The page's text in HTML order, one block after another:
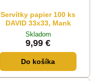
Servítky papier 100 ks
DAVID 33x33, Mank
Skladom
9,99 €
Do košíka